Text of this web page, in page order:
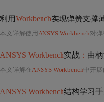
利用Workbench实现弹簧支撑
本文详解使用ANSYS Workbench对弹簧支撑薄
ANSYS Workbench实战 ： 曲
本文详解在ANSYS Workbench中开展曲柄滑块机构刚
ANSYS Workbench结构学习